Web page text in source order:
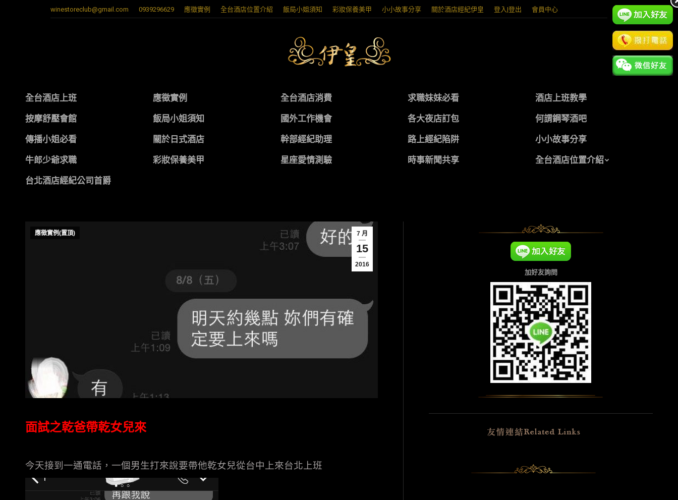
winestoreclub@gmail.com 0939296629 應徵實例 全台酒店位置介紹 飯局小姐須知 彩妝保養美甲 小小故事分享 關於酒店經紀伊皇 登入|登出 會員中心
全台酒店上班 應徵實例 全台酒店消費 求職妹妹必看 酒店上班教學
按摩舒壓會館 飯局小姐須知 國外工作機會 各大夜店訂包 何謂鋼琴酒吧
傳播小姐必看 關於日式酒店 幹部經紀助理 路上經紀陷阱 小小故事分享
牛郎少爺求職 彩妝保養美甲 星座愛情測驗 時事新聞共享 全台酒店位置介紹
台北酒店經紀公司首爵
7 月
15
2016
應徵實例(置頂)
面試之乾爸帶乾女兒來
今天接到一通電話，一個男生打來說要帶他乾女兒從台中上來台北上班
加好友詢問